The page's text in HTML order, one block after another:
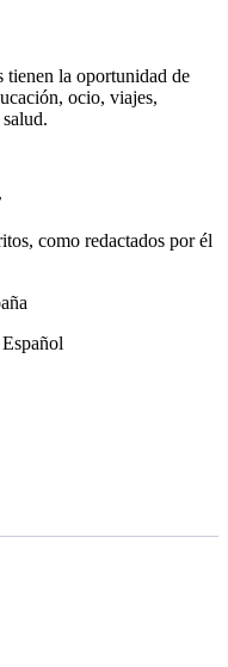
tienen la oportunidad de
ocio, viajes,
como redactados por él
Español